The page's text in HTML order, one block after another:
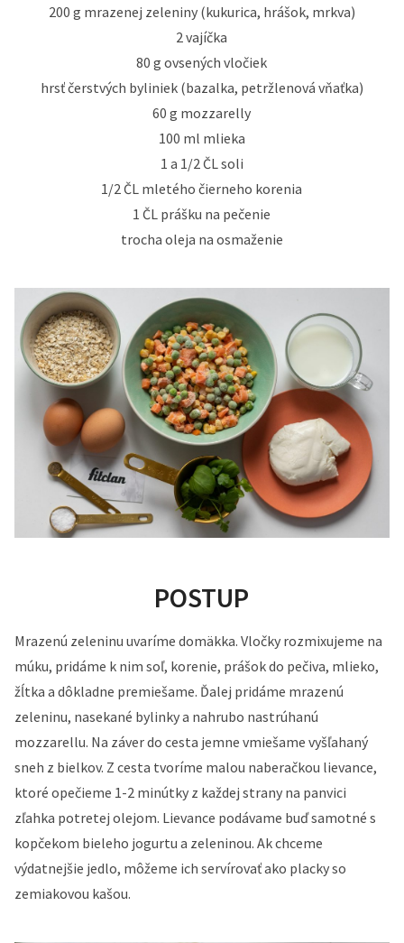
200 g mrazenej zeleniny (kukurica, hrášok, mrkva)
2 vajíčka
80 g ovsených vločiek
hrsť čerstvých byliniek (bazalka, petržlenová vňaťka)
60 g mozzarelly
100 ml mlieka
1 a 1/2 ČL soli
1/2 ČL mletého čierneho korenia
1 ČL prášku na pečenie
trocha oleja na osmaženie
POSTUP
Mrazenú zeleninu uvaríme domäkka. Vločky rozmixujeme na
múku, pridáme k nim soľ, korenie, prášok do pečiva, mlieko,
žĺtka a dôkladne premiešame. Ďalej pridáme mrazenú
zeleninu, nasekané bylinky a nahrubo nastrúhanú
mozzarellu. Na záver do cesta jemne vmiešame vyšľahaný
sneh z bielkov. Z cesta tvoríme malou naberačkou lievance,
ktoré opečieme 1-2 minútky z každej strany na panvici
zľahka potretej olejom. Lievance podávame buď samotné s
kopčekom bieleho jogurtu a zeleninou. Ak chceme
výdatnejšie jedlo, môžeme ich servírovať ako placky so
zemiakovou kašou.